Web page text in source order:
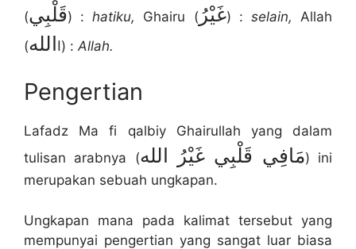
(قَلْبِي) :hatiku, Ghairu (غَيْرُ) : selain, Allah
(ا الله ) : Allah.
Pengertian
Lafadz Ma fi qalbiy Ghairullah yang dalam
tulisan arabnya (مَافِي قَلْبِي غَيْرُ الله) ini
merupakan sebuah ungkapan.
Ungkapan mana pada kalimat tersebut yang
mempunyai pengertian yang sangat luar biasa